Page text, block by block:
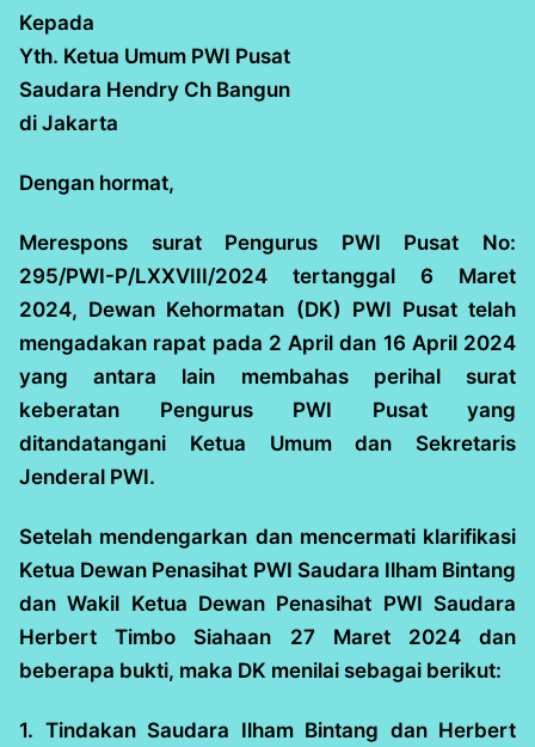
Kepada
Yth. Ketua Umum PWI Pusat
Saudara Hendry Ch Bangun
di Jakarta
Dengan hormat,
Merespons surat Pengurus PWI Pusat No:
295/PWI-P/LXXVIII/2024 tertanggal 6 Maret
2024, Dewan Kehormatan (DK) PWI Pusat telah
mengadakan rapat pada 2 April dan 16 April 2024
yang antara lain membahas perihal surat
keberatan Pengurus PWI Pusat yang
ditandatangani Ketua Umum dan Sekretaris
Jenderal PWI.
Setelah mendengarkan dan mencermati klarifikasi
Ketua Dewan Penasihat PWI Saudara Ilham Bintang
dan Wakil Ketua Dewan Penasihat PWI Saudara
Herbert Timbo Siahaan 27 Maret 2024 dan
beberapa bukti, maka DK menilai sebagai berikut:
1. Tindakan Saudara Ilham Bintang dan Herbert